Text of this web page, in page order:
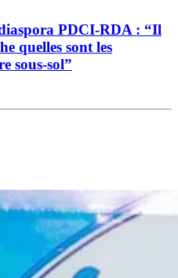
PDCI-RDA : “Il
quelles sont les
sous-sol”